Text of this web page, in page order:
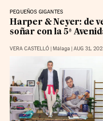
PEQUEÑOS GIGANTES
Harper & Neyer: de
soñar con la 5ª
VERA CASTELLÓ | Málaga | AUG 31,